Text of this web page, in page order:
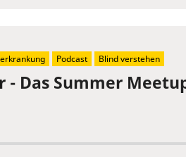
Das Summer
Podcast Blind verstehen